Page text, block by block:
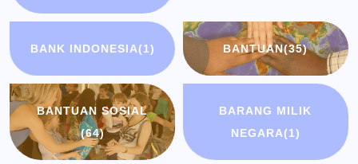
BANK INDONESIA(1) BANTUAN(35)
BANTUAN SOSIAL
(64)
BARANG MILIK
NEGARA(1)